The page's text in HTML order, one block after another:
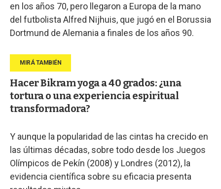
en los años 70, pero llegaron a Europa de la mano
del futbolista Alfred Nijhuis, que jugó en el Borussia
Dortmund de Alemania a finales de los años 90.
Hacer Bikram yoga a 40 grados: ¿una
tortura o una experiencia espiritual
transformadora?
Y aunque la popularidad de las cintas ha crecido en
las últimas décadas, sobre todo desde los Juegos
Olímpicos de Pekín (2008) y Londres (2012), la
evidencia científica sobre su eficacia presenta